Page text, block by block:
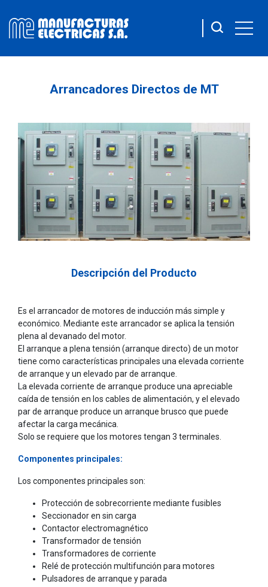
Arrancadores Directos de MT
Descripción del Producto
Es el arrancador de motores de inducción más simple y
económico. Mediante este arrancador se aplica la tensión
plena al devanado del motor.
El arranque a plena tensión (arranque directo) de un motor
tiene como características principales una elevada corriente
de arranque y un elevado par de arranque.
La elevada corriente de arranque produce una apreciable
caída de tensión en los cables de alimentación, y el elevado
par de arranque produce un arranque brusco que puede
afectar la carga mecánica.
Solo se requiere que los motores tengan 3 terminales.
Componentes principales:
Los componentes principales son:
Protección de sobrecorriente mediante fusibles
Seccionador en sin carga
Contactor electromagnético
Transformador de tensión
Transformadores de corriente
Relé de protección multifunción para motores
Pulsadores de arranque y parada